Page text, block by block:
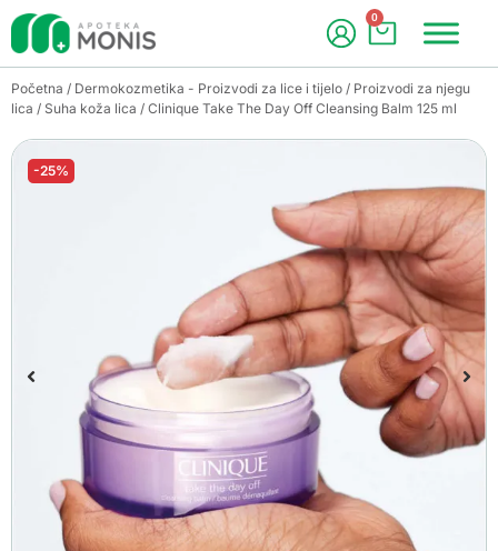
0
Početna / Dermokozmetika - Proizvodi za lice i tijelo / Proizvodi za njegu
lica / Suha koža lica / Clinique Take The Day Off Cleansing Balm 125 ml
-25%